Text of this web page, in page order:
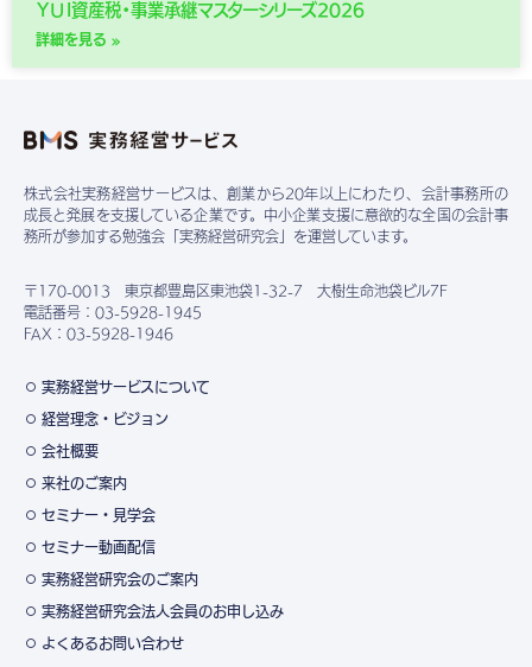
ＹＵＩ資産税・事業承継マスターシリーズ2026
詳細を見る »
株式会社実務経営サービスは、創業から20年以上にわたり、会計事務所の
成長と発展を支援している企業です。中小企業支援に意欲的な全国の会計事
務所が参加する勉強会「実務経営研究会」を運営しています。
〒170-0013 東京都豊島区東池袋1-32-7 大樹生命池袋ビル7F
電話番号：03-5928-1945
FAX：03-5928-1946
実務経営サービスについて
経営理念・ビジョン
会社概要
来社のご案内
セミナー・見学会
セミナー動画配信
実務経営研究会のご案内
実務経営研究会法人会員のお申し込み
よくあるお問い合わせ